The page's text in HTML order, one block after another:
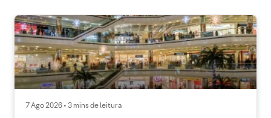
7 Ago 2026 • 3 mins de leitura